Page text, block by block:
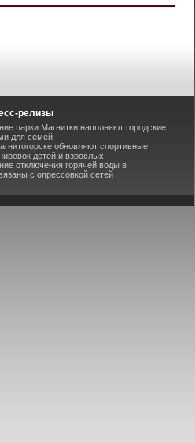
релизы
парки Магнитки наполняют городские
для семей
обновляют спортивные
детей и взрослых
отключения горячей воды в
с опрессовкой сетей